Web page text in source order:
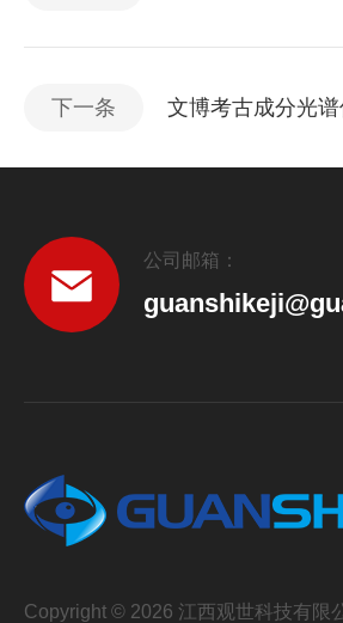
下一条 文博考古成分光
公司邮箱：
Copyright © 2026 江西观世科技有限